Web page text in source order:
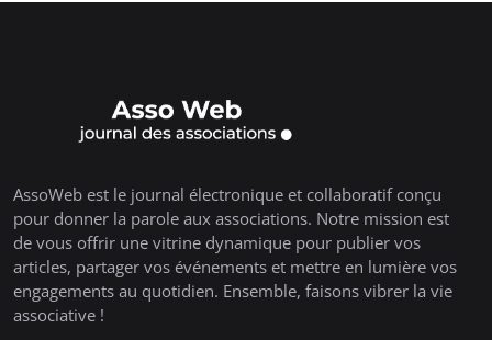
AssoWeb est le journal électronique et collaboratif conçu
pour donner la parole aux associations. Notre mission est
de vous offrir une vitrine dynamique pour publier vos
articles, partager vos événements et mettre en lumière vos
engagements au quotidien. Ensemble, faisons vibrer la vie
associative !